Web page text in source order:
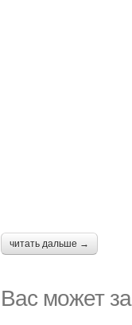
читать дальше →
Вас может